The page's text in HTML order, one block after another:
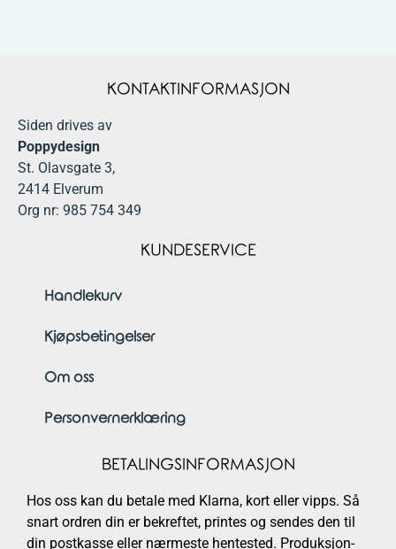
KONTAKTINFORMASJON
Siden drives av
Poppydesign
St. Olavsgate 3,
2414 Elverum
Org nr: 985 754 349
KUNDESERVICE
Handlekurv
Kjøpsbetingelser
Om oss
Personvernerklæring
BETALINGSINFORMASJON
Hos oss kan du betale med Klarna, kort eller vipps. Så
snart ordren din er bekreftet, printes og sendes den til
din postkasse eller nærmeste hentested. Produksjon-